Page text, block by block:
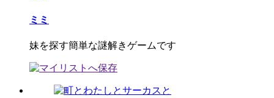
ミミ
妹を探す簡単な謎解きゲームです